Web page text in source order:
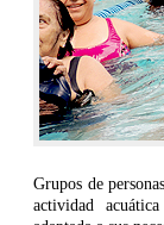
Grupos de
actividad